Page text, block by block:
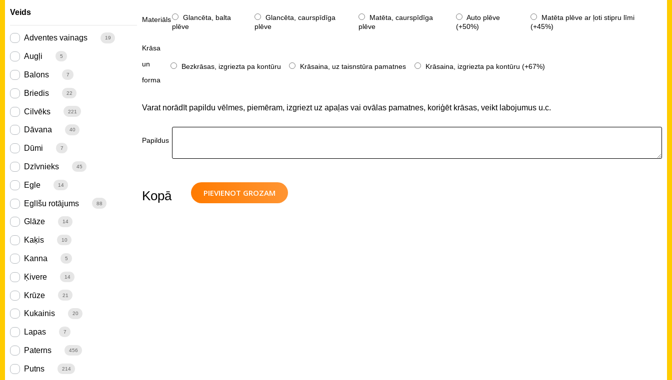
Veids
Adventes vainags 19
Augļi 5
Balons 7
Briedis 22
Cilvēks 221
Dāvana 40
Dūmi 7
Dzīvnieks 45
Egle 14
Eglīšu rotājums 88
Glāze 14
Kaķis 10
Kanna 5
Ķivere 14
Krūze 21
Kukainis 20
Lapas 7
Paterns 456
Putns 214
Materiāls
Glancēta, balta
plēve
Glancēta, caurspīdīga
plēve
Matēta, caurspīdīga
plēve
Auto plēve
(+50%)
Matēta plēve ar ļoti stipru līmi
(+45%)
Krāsa
un
forma
Bezkrāsas, izgriezta pa kontūru Krāsaina, uz taisnstūra pamatnes Krāsaina, izgriezta pa kontūru (+67%)
Varat norādīt papildu vēlmes, piemēram, izgriezt uz apaļas vai ovālas pamatnes, koriģēt krāsas, veikt labojumus u.c.
Papildus
PIEVIENOT GROZAM
Kopā